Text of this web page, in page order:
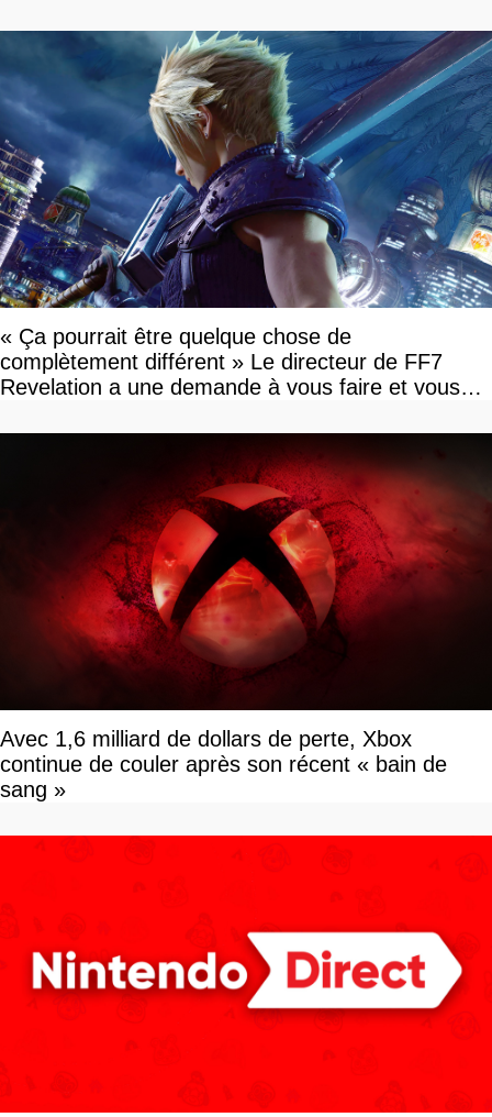
« Ça pourrait être quelque chose de
complètement différent » Le directeur de FF7
Revelation a une demande à vous faire et vous
Avec 1,6 milliard de dollars de perte, Xbox
continue de couler après son récent « bain de
sang »